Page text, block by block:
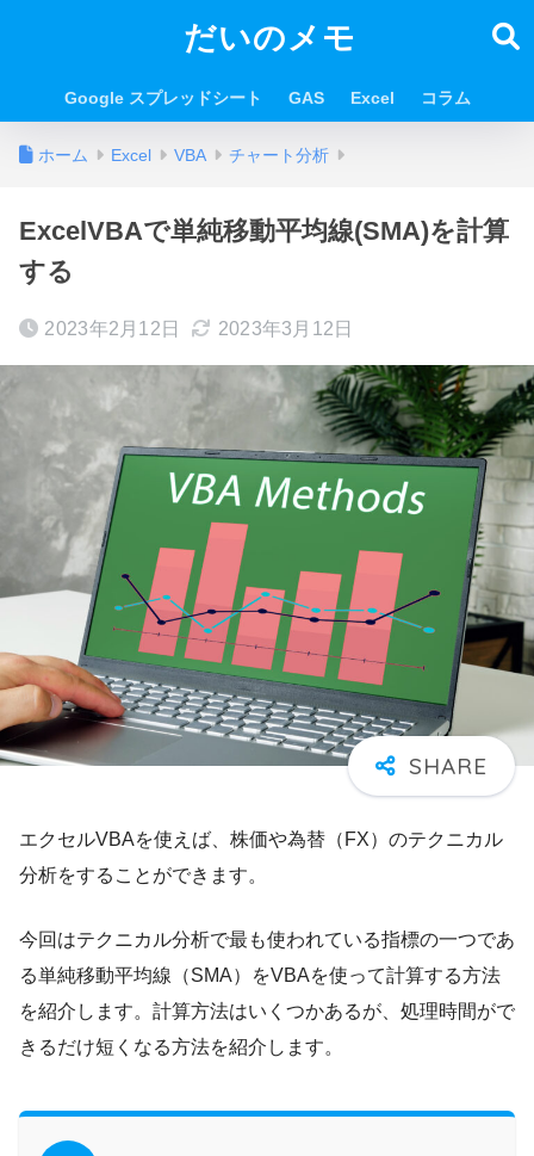
だいのメモ
Google スプレッドシート GAS Excel コラム
ホーム Excel VBA チャート分析
ExcelVBAで単純移動平均線(SMA)を計算
する
2023年2月12日 2023年3月12日
エクセルVBAを使えば、株価や為替（FX）のテクニカル
分析をすることができます。
今回はテクニカル分析で最も使われている指標の一つであ
る単純移動平均線（SMA）をVBAを使って計算する方法
を紹介します。計算方法はいくつかあるが、処理時間がで
きるだけ短くなる方法を紹介します。